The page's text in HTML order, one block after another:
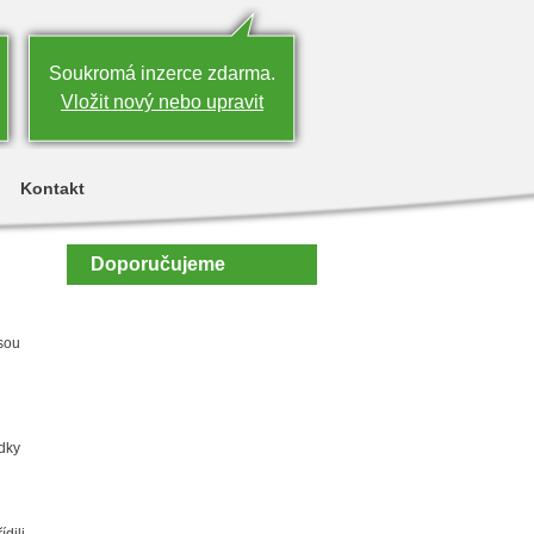
Soukromá inzerce zdarma.
Vložit nový nebo upravit
Kontakt
Doporučujeme